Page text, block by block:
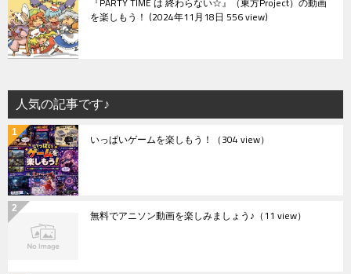
を楽しもう！ 2024年11月18日 556 view
人気の記事です♪
いっぱいゲームを楽しもう！ （304 view）
無料でアニソン動画を楽しみましょう♪ （11 view）